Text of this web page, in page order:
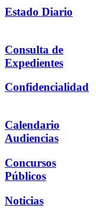
Estado Diario
Consulta de
Expedientes
Confidencialidad
Calendario
Audiencias
Concursos
Públicos
Noticias